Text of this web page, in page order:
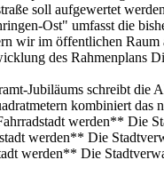
soll aufgewertet
Ost" umfasst die
wir im öffentlichen
des Rahmenplans
Jubiläums schreibt
kombiniert
werden** Die
werden** Die
werden** Die